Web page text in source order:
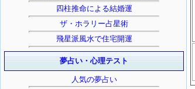
四柱推命による結婚運
ザ・ホラリー占星術
飛星派風水で住宅開運
夢占い・心理テスト
人気の夢占い